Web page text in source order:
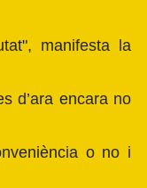
manifesta la
d’ara encara no
o no i